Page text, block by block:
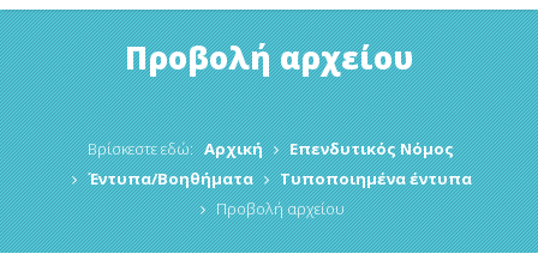
Προβολή αρχείου
Βρίσκεστε εδώ: Αρχική
Επενδυτικός Νόμος
Έντυπα/Βοηθήματα
Τυποποιημένα έντυπα
Προβολή αρχείου